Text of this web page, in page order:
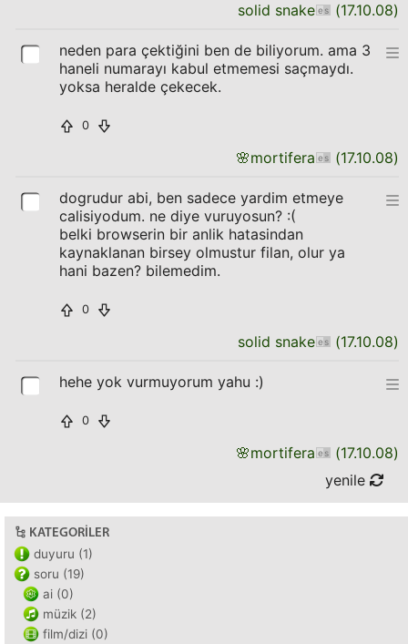
solid snake (17.10.08)
neden para çektiğini ben de biliyorum. ama 3
haneli numarayı kabul etmemesi saçmaydı.
yoksa heralde çekecek.
0
🌸mortifera (17.10.08)
dogrudur abi, ben sadece yardim etmeye
calisiyodum. ne diye vuruyosun? :(
belki browserin bir anlik hatasindan
kaynaklanan birsey olmustur filan, olur ya
hani bazen? bilemedim.
0
solid snake (17.10.08)
hehe yok vurmuyorum yahu :)
0
🌸mortifera (17.10.08)
yenile
KATEGORILER
duyuru (1)
soru (19)
ai (0)
müzik (2)
film/dizi (0)